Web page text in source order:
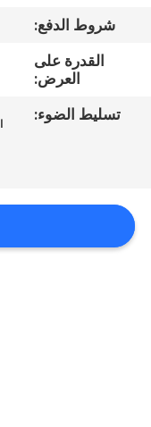
اطلب
اقتباس
خريطة
PRIVACY
POLICY
شروط الدفع:
القدرة على
العرض:
تسليط الضوء: